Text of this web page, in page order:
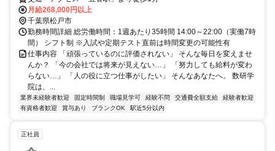
月給268,000円以上
千葉県松戸市
勤務時間詳細 総労働時間：1週あたり35時間 14:00～22:00（実働7時
間） シフト制 ※入試や定期テスト直前は時間変更の可能性有
仕事内容 「頑張っているのに評価されない」 そんな毎日を変えませ
んか？ 「今の会社では将来が見えない…」 「努力しても給料が変わ
らない…」 「人の役に立つ仕事がしたい」 そんなあなたへ。 数研学
院は、...
業界未経験者歓迎 固定時間制 職場見学可 経験不問 交通費全額支給
経験者歓迎
有資格者歓迎
賞与あり ブランクOK 駅近5分以内
正社員